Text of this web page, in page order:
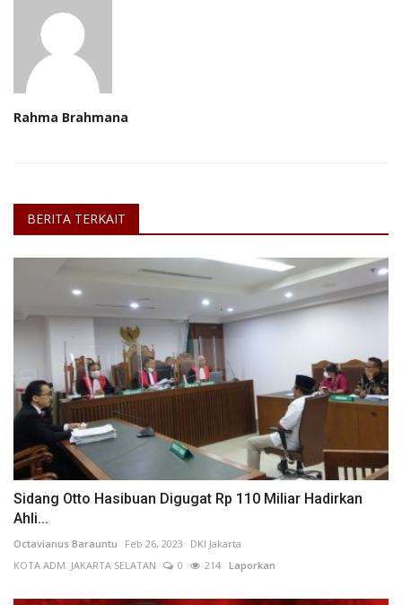
Rahma Brahmana
BERITA TERKAIT
Sidang Otto Hasibuan Digugat Rp 110 Miliar Hadirkan
Ahli...
Octavianus Barauntu Feb 26, 2023
DKI Jakarta
KOTA ADM. JAKARTA SELATAN
0 214 Laporkan